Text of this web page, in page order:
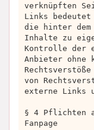
verknüpften
Links
die hinter dem
Inhalte zu
Kontrolle der
Anbieter ohne
von
externe Links
§ 4 Pflichten
Fanpage